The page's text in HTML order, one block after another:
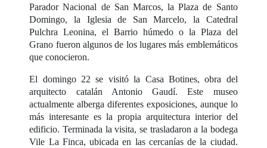
Parador Nacional de San Marcos, la Plaza de Santo
Domingo, la Iglesia de San Marcelo, la Catedral
Pulchra Leonina, el Barrio húmedo o la Plaza del
Grano fueron algunos de los lugares más emblemáticos
que conocieron.
El domingo 22 se visitó la Casa Botines, obra del
arquitecto catalán Antonio Gaudí. Este museo
actualmente alberga diferentes exposiciones, aunque lo
más interesante es la propia arquitectura interior del
edificio. Terminada la visita, se trasladaron a la bodega
Vile La Finca, ubicada en las cercanías de la ciudad.